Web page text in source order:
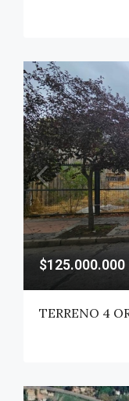
$125.000.000
TERRENO 4